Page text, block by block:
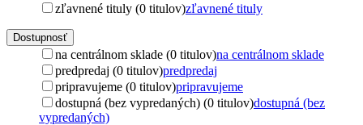
zľavnené tituly (0 titulov)zľavnené tituly
Dostupnosť
na centrálnom sklade (0 titulov)na centrálnom sklade
predpredaj (0 titulov)predpredaj
pripravujeme (0 titulov)pripravujeme
dostupná (bez vypredaných) (0 titulov)dostupná (bez
vypredaných)